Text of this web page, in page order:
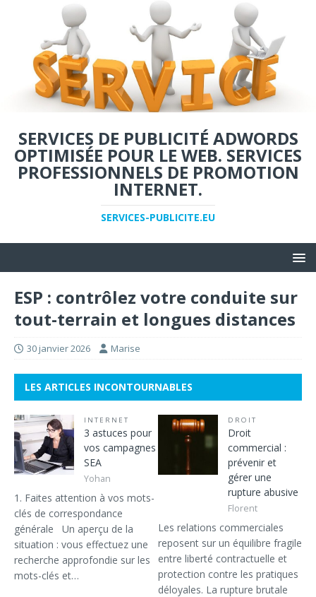
SERVICES DE PUBLICITÉ ADWORDS
OPTIMISÉE POUR LE WEB. SERVICES
PROFESSIONNELS DE PROMOTION
INTERNET.
SERVICES-PUBLICITE.EU
ESP : contrôlez votre conduite sur
tout-terrain et longues distances
30 janvier 2026 Marise
LES ARTICLES INCONTOURNABLES
INTERNET
3 astuces pour
vos campagnes
SEA
Yohan
1. Faites attention à vos mots-
clés de correspondance
générale Un aperçu de la
situation : vous effectuez une
recherche approfondie sur les
mots-clés et…
DROIT
Droit
commercial :
prévenir et
gérer une
rupture abusive
Florent
Les relations commerciales
reposent sur un équilibre fragile
entre liberté contractuelle et
protection contre les pratiques
déloyales. La rupture brutale